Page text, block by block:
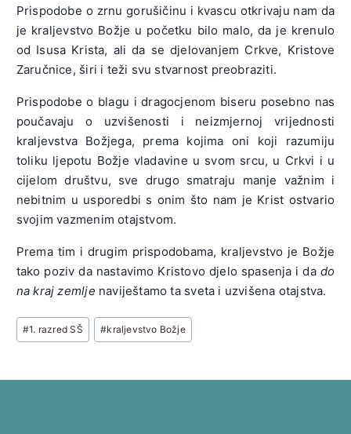
Prispodobe o zrnu gorušičinu i kvascu otkrivaju nam da
je kraljevstvo Božje u početku bilo malo, da je krenulo
od Isusa Krista, ali da se djelovanjem Crkve, Kristove
Zaručnice, širi i teži svu stvarnost preobraziti.
Prispodobe o blagu i dragocjenom biseru posebno nas
poučavaju o uzvišenosti i neizmjernoj vrijednosti
kraljevstva Božjega, prema kojima oni koji razumiju
toliku ljepotu Božje vladavine u svom srcu, u Crkvi i u
cijelom društvu, sve drugo smatraju manje važnim i
nebitnim u usporedbi s onim što nam je Krist ostvario
svojim vazmenim otajstvom.
Prema tim i drugim prispodobama, kraljevstvo je Božje
tako poziv da nastavimo Kristovo djelo spasenja i da do
na kraj zemlje naviještamo ta sveta i uzvišena otajstva.
Post
Tags:
#1. razred SŠ #kraljevstvo Božje